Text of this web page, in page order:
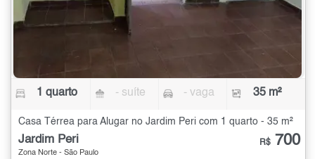
1 quarto - suíte - vaga 35 m²
Casa Térrea para Alugar no Jardim Peri com 1 quarto - 35 m²
Jardim Peri
Zona Norte - São Paulo
R$ 700